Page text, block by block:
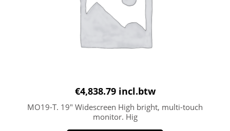
€4,838.79 incl.btw
MO19-T. 19″ Widescreen High bright, multi-touch
monitor. Hig